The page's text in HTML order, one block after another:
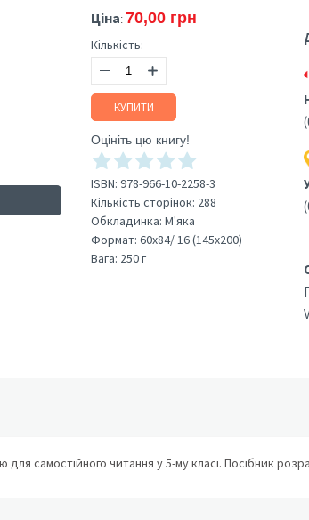
Ціна: 70,00 грн
Кількість:
КУПИТИ
Оцініть цю книгу!
ISBN: 978-966-10-2258-3
Кількість сторінок: 288
Обкладинка: М'яка
Формат: 60х84/ 16 (145х200)
Вага: 250 г
самостійного читання у 5-му класі. Посібник